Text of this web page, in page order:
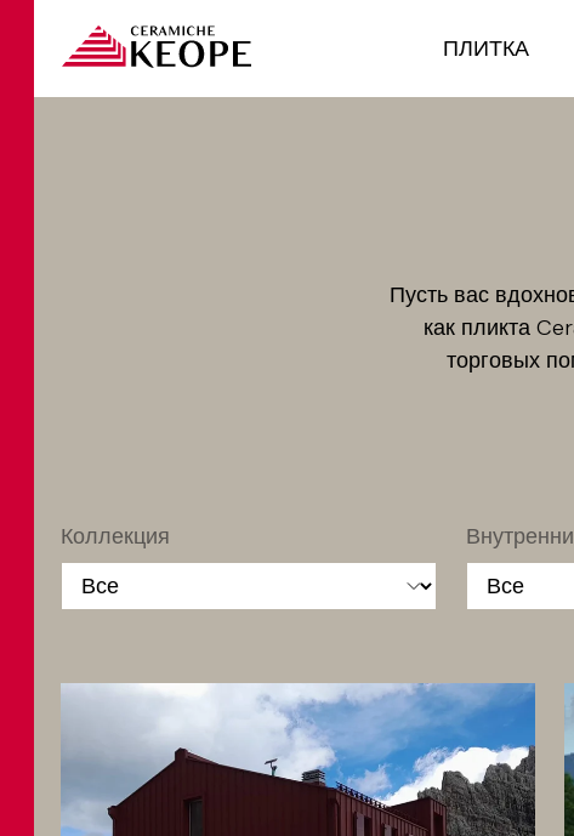
ПЛИТКА
Пусть вас
как пликта
торговых
Коллекция